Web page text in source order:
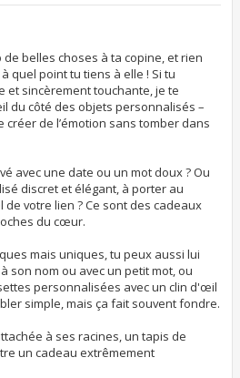
belles choses à ta copine, et rien
quel point tu tiens à elle ! Si tu
et sincèrement touchante, je te
du côté des objets personnalisés –
créer de l’émotion sans tomber dans
avec une date ou un mot doux ? Ou
discret et élégant, à porter au
votre lien ? Ce sont des cadeaux
du cœur.
mais uniques, tu peux aussi lui
son nom ou avec un petit mot, ou
personnalisées avec un clin d'œil
simple, mais ça fait souvent fondre.
à ses racines, un tapis de
un cadeau extrêmement